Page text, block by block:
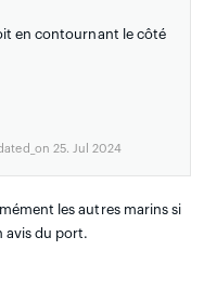
en contournant le côté
25. Jul 2024
les autres marins si
du port.